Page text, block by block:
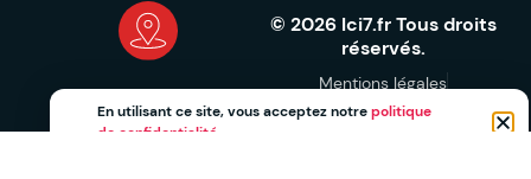
© 2026 Ici7.fr Tous droits
réservés.
Mentions légales
Politique de confidentialité
En utilisant ce site, vous acceptez notrepolitique
de confidentialité